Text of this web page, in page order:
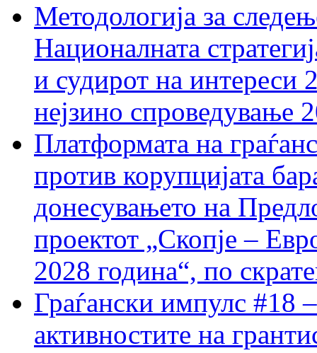
Методологија за
Националната
и судирот на интереси
нејзино спроведување
Платформата на
против корупцијата
донесувањето на
проектот „Скопје –
2028 година“, по
Граѓански импулс #18
активностите на